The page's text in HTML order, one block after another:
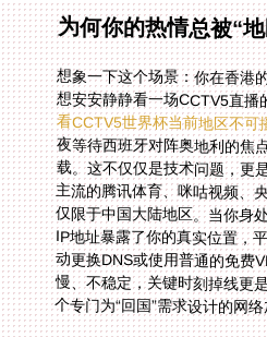
为何你的热情总被“
想象一下这个场景：你在香港
想安安静静看一场CCTV5直播
看CCTV5世界杯当前地区不可
个专门为“回国”需求设计的网